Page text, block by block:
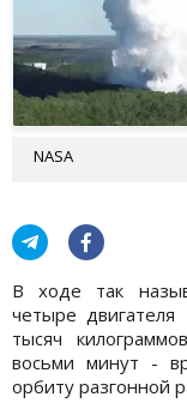
NASA
В ходе так
четыре
тысяч
восьми минут -
орбиту разгонной